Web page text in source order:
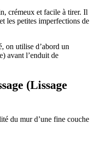
crémeux et facile à tirer. Il
les petites imperfections de
on utilise d’abord un
avant l’enduit de
(Lissage
du mur d’une fine couche